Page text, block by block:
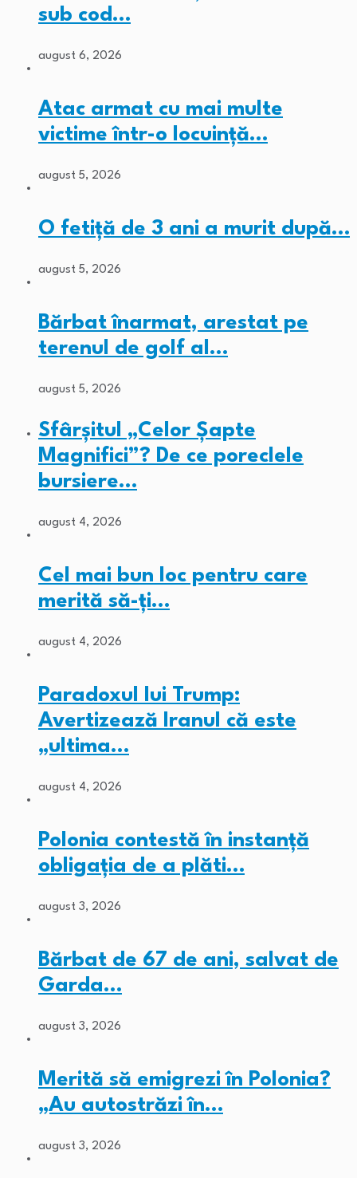
sub cod…
august 6, 2026
Atac armat cu mai multe
victime într-o locuință…
august 5, 2026
O fetiță de 3 ani a murit după…
august 5, 2026
Bărbat înarmat, arestat pe
terenul de golf al…
august 5, 2026
Sfârșitul „Celor Șapte
Magnifici”? De ce poreclele
bursiere…
august 4, 2026
Cel mai bun loc pentru care
merită să-ți…
august 4, 2026
Paradoxul lui Trump:
Avertizează Iranul că este
„ultima…
august 4, 2026
Polonia contestă în instanță
obligația de a plăti…
august 3, 2026
Bărbat de 67 de ani, salvat de
Garda…
august 3, 2026
Merită să emigrezi în Polonia?
„Au autostrăzi în…
august 3, 2026